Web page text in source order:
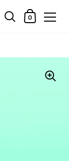
Carrito
0